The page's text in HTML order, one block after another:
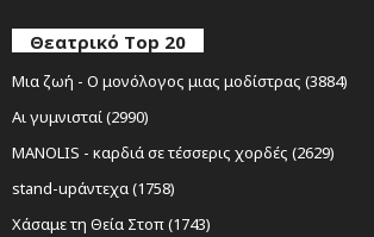
Θεατρικό Top 20
Μια ζωή - Ο μονόλογος μιας μοδίστρας (3884)
Αι γυμνισταί (2990)
MANOLIS - καρδιά σε τέσσερις χορδές (2629)
stand-upάντεχα (1758)
Χάσαμε τη Θεία Στοπ (1743)